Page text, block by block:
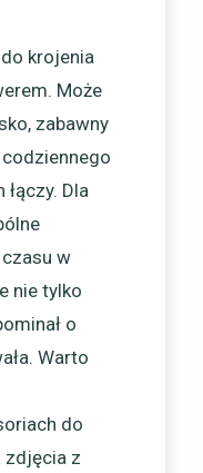
krojenia
Może
zabawny
Dla
w
nie tylko
o
Warto
do
zdjęcia z